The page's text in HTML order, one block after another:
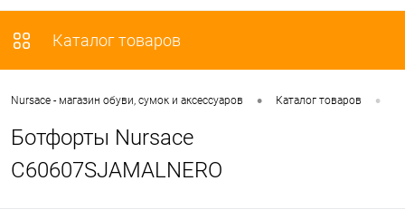
Каталог товаров
Nursace - магазин обуви, сумок и аксессуаров • Каталог товаров •
Ботфорты Nursace
C60607SJAMALNERO